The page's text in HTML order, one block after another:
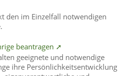
den im Einzelfall notwendigen
beantragen ➚
geeignete und notwendige
ihre Persönlichkeitsentwicklung